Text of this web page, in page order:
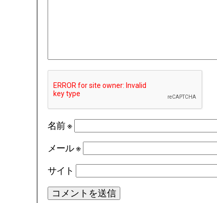
名前※
メール※
サイト